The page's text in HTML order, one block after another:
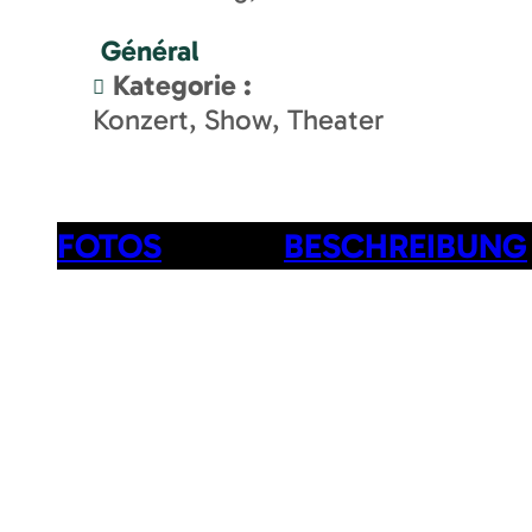
Général
Kategorie :
Konzert, Show, Theater
FOTOS BESCHREIBUNG